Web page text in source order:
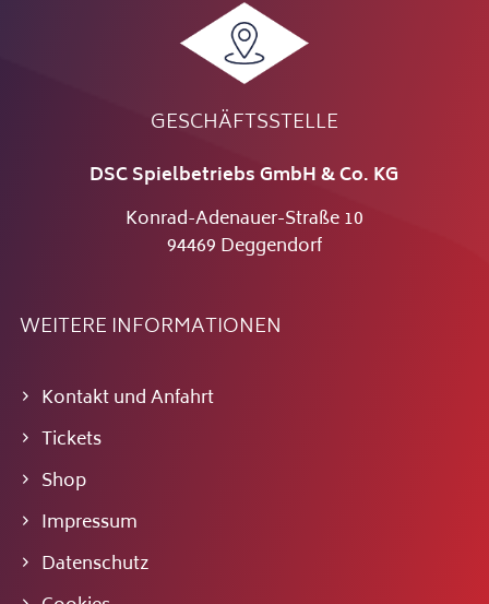
GESCHÄFTSSTELLE
DSC Spielbetriebs GmbH & Co. KG
Konrad-Adenauer-Straße 10
94469 Deggendorf
WEITERE INFORMATIONEN
Kontakt und Anfahrt
Tickets
Shop
Impressum
Datenschutz